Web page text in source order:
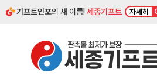
기프트인포의 새 이름!세종기프트 자세히